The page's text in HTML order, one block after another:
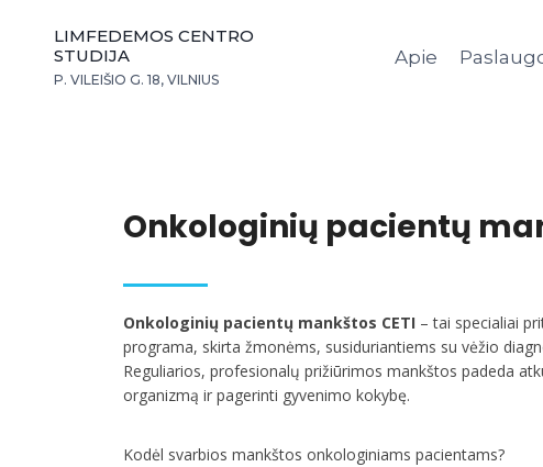
LIMFEDEMOS CENTRO
STUDIJA
P. VILEIŠIO G. 18, VILNIUS
Apie
Onkologinių pacientų
Onkologinių pacientų mankštos CETI – tai specialiai
programa, skirta žmonėms, susiduriantiems su vėžio
Reguliarios, profesionalų prižiūrimos mankštos padeda
organizmą ir pagerinti gyvenimo kokybę.
Kodėl svarbios mankštos onkologiniams pacientams?